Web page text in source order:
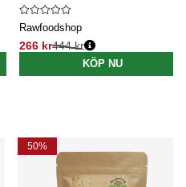
Rawfoodshop
266 kr
Ordinarie pris:
444 kr
KÖP NU
50%